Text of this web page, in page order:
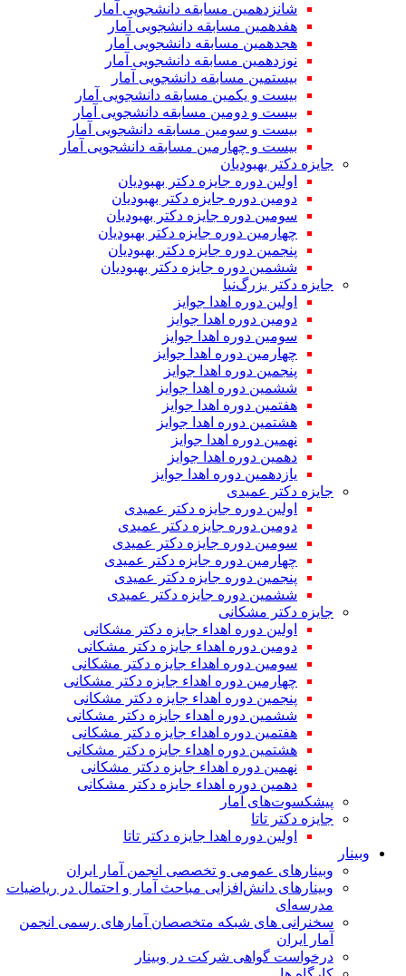
شانزدهمین مسابقه دانشجویی آمار
هفدهمین مسابقه دانشجویی آمار
هجدهمین مسابقه دانشجویی آمار
نوزدهمین مسابقه دانشجویی آمار
بیستمین مسابقه دانشجویی آمار
بیست و یکمین مسابقه دانشجویی آمار
بیست و دومین مسابقه دانشجویی آمار
بیست و سومین مسابقه دانشجویی آمار
بیست و چهارمین مسابقه دانشجویی آمار
جایزه دکتر بهبودیان
اولین دوره جایزه دکتر بهبودیان
دومین دوره جایزه دکتر بهبودیان
سومین دوره جایزه دکتر بهبودیان
چهارمین دوره جایزه دکتر بهبودیان
پنجمین دوره جایزه دکتر بهبودیان
ششمین دوره جایزه دکتر بهبودیان
جایزه دکتر بزرگ‌نیا
اولین دوره اهدا جوایز
دومین دوره اهدا جوایز
سومین دوره اهدا جوایز
چهارمین دوره اهدا جوایز
پنجمین دوره اهدا جوایز
ششمین دوره اهدا جوایز
هفتمین دوره اهدا جوایز
هشتمین دوره اهدا جوایز
نهمین دوره اهدا جوایز
دهمین دوره اهدا جوایز
یازدهمین دوره اهدا جوایز
جایزه دکتر عمیدی
اولین دوره جایزه دکتر عمیدی
دومین دوره جایزه دکتر عمیدی
سومین دوره جایزه دکتر عمیدی
چهارمین دوره جایزه دکتر عمیدی
پنجمین دوره جایزه دکتر عمیدی
ششمین دوره جایزه دکتر عمیدی
جایزه دکتر مشکانی
اولین دوره اهداء جایزه دکتر مشکانی
دومین دوره اهداء جایزه دکتر مشکانی
سومین دوره اهداء جایزه دکتر مشکانی
چهارمین دوره اهداء جایزه دکتر مشکانی
پنجمین دوره اهداء جایزه دکتر مشکانی
ششمین دوره اهداء جایزه دکتر مشکانی
هفتمین دوره اهداء جایزه دکتر مشکانی
هشتمین دوره اهداء جایزه دکتر مشکانی
نهمین دوره اهداء جایزه دکتر مشکانی
دهمین دوره اهداء جایزه دکتر مشکانی
پیشکسوت‌های آمار
جایزه دکتر تاتا
اولین دوره اهدا جایزه دکتر تاتا
وبینار
وبینارهای عمومی و تخصصی انجمن آمار ایران
وبینارهای دانش‌افزایی مباحث آمار و احتمال در ریاضیات
مدرسه‌ای
سخنرانی های شبکه متخصصان آمارهای رسمی انجمن
آمار ایران
درخواست گواهی شرکت در وبینار